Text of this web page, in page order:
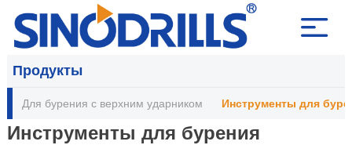
Инструменты для бурения
Продукты
Для бурения с верхним ударником Инструменты для